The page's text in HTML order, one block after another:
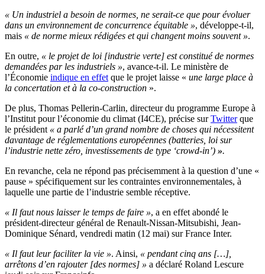
« Un industriel a besoin de normes, ne serait-ce que pour évoluer
dans un environnement de concurrence équitable », développe-t-il,
mais « de norme mieux rédigées et qui changent moins souvent ».
En outre, « le projet de loi [industrie verte] est constitué de normes
demandées par les industriels », avance-t-il. Le ministère de
l’Économie indique en effet que le projet laisse « une large place à
la concertation et à la co-construction ».
De plus, Thomas Pellerin-Carlin, directeur du programme Europe à
l’Institut pour l’économie du climat (I4CE), précise surTwitterque
le président « a parlé d’un grand nombre de choses qui nécessitent
davantage de réglementations européennes (batteries, loi sur
l’industrie nette zéro, investissements de type ‘crowd-in’) ».
En revanche, cela ne répond pas précisemment à la question d’une «
pause » spécifiquement sur les contraintes environnementales, à
laquelle une partie de l’industrie semble réceptive.
« Il faut nous laisser le temps de faire », a en effet abondé le
président-directeur général de Renault-Nissan-Mitsubishi, Jean-
Dominique Sénard, vendredi matin (12 mai) sur France Inter.
« Il faut leur faciliter la vie ». Ainsi, « pendant cinq ans […],
arrêtons d’en rajouter [des normes] » a déclaré Roland Lescure